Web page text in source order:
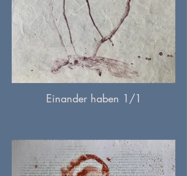
Einander haben 1/1